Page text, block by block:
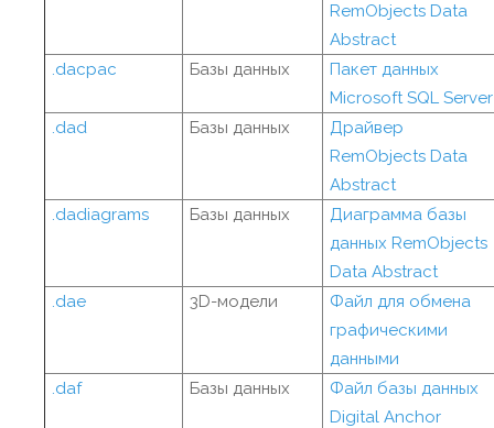
RemObjects Data
Abstract
.dacpac
Базы данных
Пакет данных
Microsoft SQL Server
.dad
Базы данных
Драйвер
RemObjects Data
Abstract
.dadiagrams
Базы данных
Диаграмма базы
данных RemObjects
Data Abstract
.dae
3D-модели
Файл для обмена
графическими
данными
.daf
Базы данных
Файл базы данных
Digital Anchor